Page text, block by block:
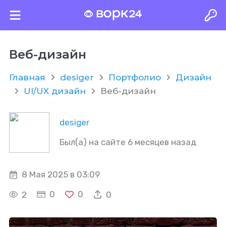
Веб-дизайн
Главная desiger Портфолио
Дизайн
UI/UX дизайн
Веб-дизайн
desiger
Был(а) на сайте 6 месяцев назад
8 Мая 2025 в 03:09
2
0 0 0